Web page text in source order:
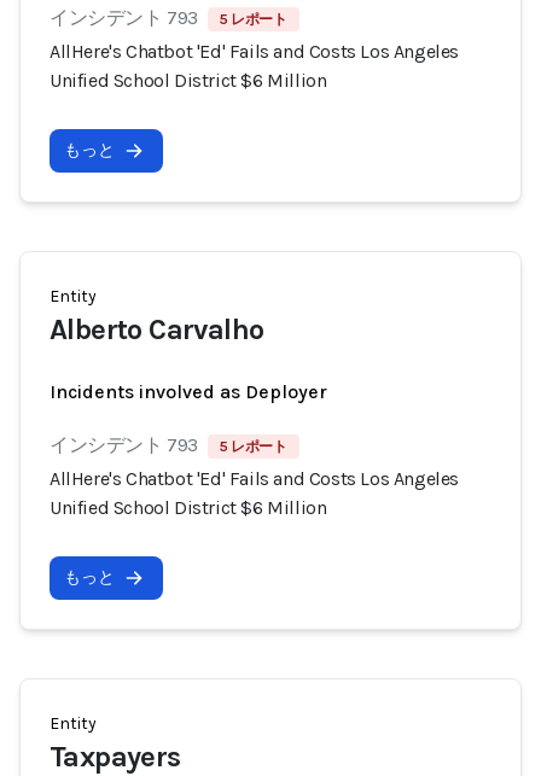
インシデント 793 5 レポート
AllHere's Chatbot 'Ed' Fails and Costs Los Angeles
Unified School District $6 Million
もっと
Entity
Alberto Carvalho
Incidents involved as Deployer
インシデント 793 5 レポート
AllHere's Chatbot 'Ed' Fails and Costs Los Angeles
Unified School District $6 Million
もっと
Entity
Taxpayers